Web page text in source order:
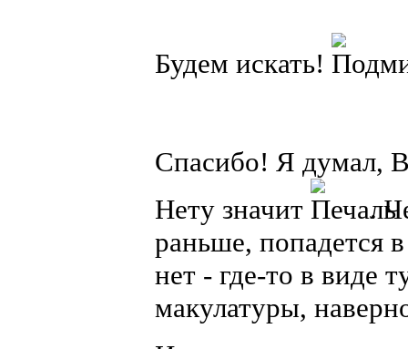
Будем искать!
Спасибо! Я думал,
Нету значит
.
раньше, попадется
нет - где-то в виде
макулатуры,